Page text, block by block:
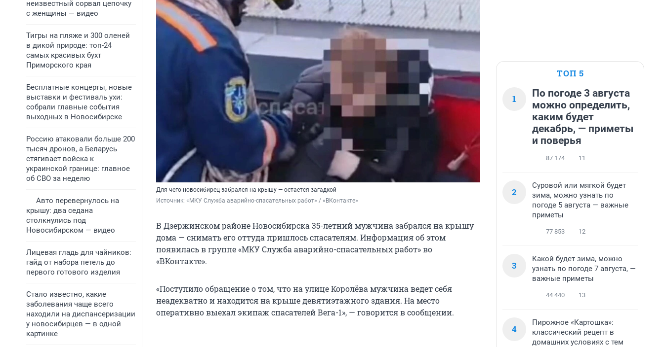
неизвестный сорвал цепочку
с женщины — видео
Тигры на пляже и 300 оленей
в дикой природе: топ-24
самых красивых бухт
Приморского края
Бесплатные концерты, новые
выставки и фестиваль ухи:
собрали главные события
выходных в Новосибирске
Россию атаковали больше 200
тысяч дронов, а Беларусь
стягивает войска к
украинской границе: главное
об СВО за неделю
Авто перевернулось на
крышу: два седана
столкнулись под
Новосибирском — видео
Лицевая гладь для чайников:
гайд от набора петель до
первого готового изделия
Стало известно, какие
заболевания чаще всего
находили на диспансеризации
у новосибирцев — в одной
картинке
Для чего новосибирец забрался на крышу — остается загадкой
Источник: «МКУ Служба аварийно-спасательных работ» / «ВКонтакте»
В Дзержинском районе Новосибирска 35-летний мужчина забрался на крышу
дома — снимать его оттуда пришлось спасателям. Информация об этом
появилась в группе «МКУ Служба аварийно-спасательных работ» во
«ВКонтакте».
«Поступило обращение о том, что на улице Королёва мужчина ведет себя
неадекватно и находится на крыше девятиэтажного здания. На место
оперативно выехал экипаж спасателей Вега-1», — говорится в сообщении.
ТОП 5
1
По погоде 3 августа
можно определить,
каким будет
декабрь, — приметы
и поверья
87 174 11
2
Суровой или мягкой будет
зима, можно узнать по
погоде 5 августа — важные
приметы
77 853 12
3
Какой будет зима, можно
узнать по погоде 7 августа, —
важные приметы
44 440 13
4
Пирожное «Картошка»:
классический рецепт в
домашних условиях с тем